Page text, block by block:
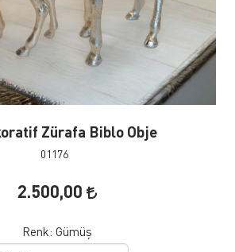
Zürafa Biblo Obje
01176
2.500,00
Renk: Gümüş